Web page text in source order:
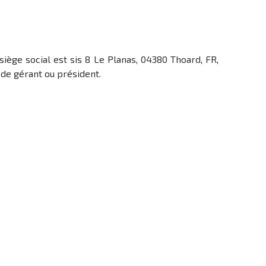
social est sis 8 Le Planas, 04380 Thoard, FR,
gérant ou président.